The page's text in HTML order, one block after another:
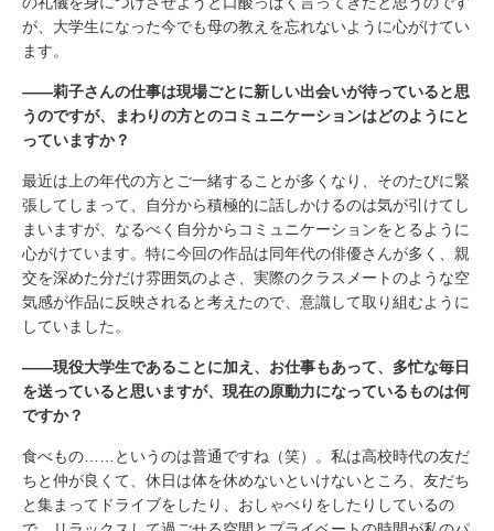
が、大学生になった今でも母の教えを忘れないように心がけてい
ます。
――莉子さんの仕事は現場ごとに新しい出会いが待っていると思
うのですが、まわりの方とのコミュニケーションはどのようにと
っていますか？
最近は上の年代の方とご一緒することが多くなり、そのたびに緊
張してしまって、自分から積極的に話しかけるのは気が引けてし
まいますが、なるべく自分からコミュニケーションをとるように
心がけています。特に今回の作品は同年代の俳優さんが多く、親
交を深めた分だけ雰囲気のよさ、実際のクラスメートのような空
気感が作品に反映されると考えたので、意識して取り組むように
していました。
――現役大学生であることに加え、お仕事もあって、多忙な毎日
を送っていると思いますが、現在の原動力になっているものは何
ですか？
食べもの……というのは普通ですね（笑）。私は高校時代の友だ
ちと仲が良くて、休日は体を休めないといけないところ、友だち
と集まってドライブをしたり、おしゃべりをしたりしているの